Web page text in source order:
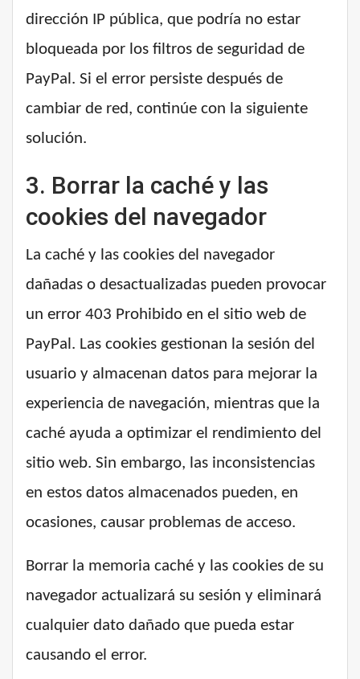
dirección IP pública, que podría no estar
bloqueada por los filtros de seguridad de
PayPal. Si el error persiste después de
cambiar de red, continúe con la siguiente
solución.
3. Borrar la caché y las
cookies del navegador
La caché y las cookies del navegador
dañadas o desactualizadas pueden provocar
un error 403 Prohibido en el sitio web de
PayPal. Las cookies gestionan la sesión del
usuario y almacenan datos para mejorar la
experiencia de navegación, mientras que la
caché ayuda a optimizar el rendimiento del
sitio web. Sin embargo, las inconsistencias
en estos datos almacenados pueden, en
ocasiones, causar problemas de acceso.
Borrar la memoria caché y las cookies de su
navegador actualizará su sesión y eliminará
cualquier dato dañado que pueda estar
causando el error.